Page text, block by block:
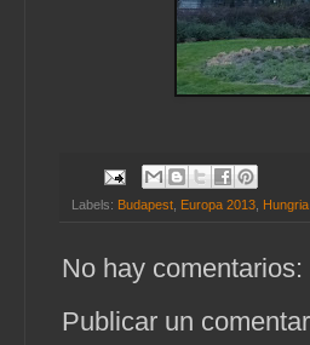
Labels: Budapest, Europa 2013, Hungria
No hay comentarios:
Publicar un